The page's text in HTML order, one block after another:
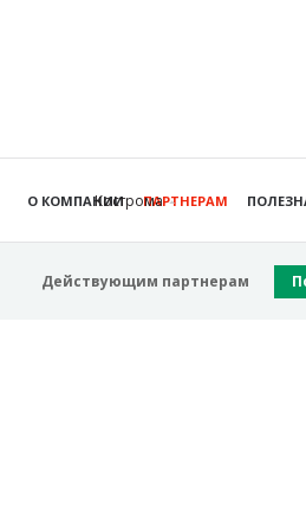
Кострома
О КОМПАНИИ ПАРТНЕРАМ
Действующим партнерам